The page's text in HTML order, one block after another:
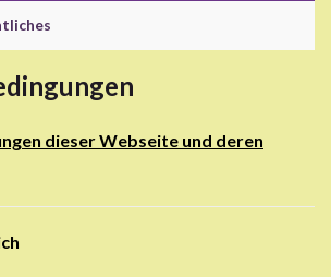
dieser Webseite und deren